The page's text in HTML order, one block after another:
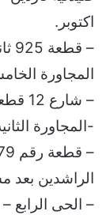
اكتوبر.
–
المجاورة الخامسه
-المجاورة الثانيه
الراشدين بعد
– الحى الرابع – 6 اكتوبر.